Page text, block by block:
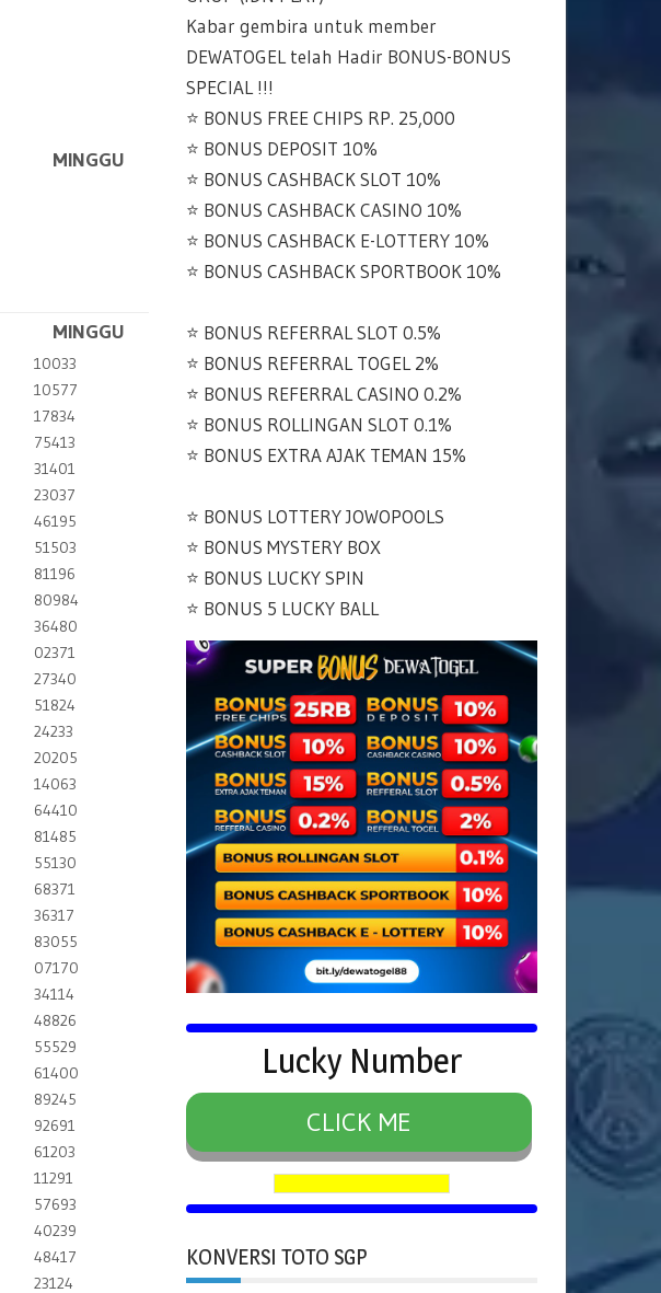
MINGGU
MINGGU
10033
10577
17834
75413
31401
23037
46195
51503
81196
80984
36480
02371
27340
51824
24233
20205
14063
64410
81485
55130
68371
36317
83055
07170
34114
48826
55529
61400
89245
92691
61203
11291
57693
40239
48417
23124
Kabar gembira untuk member
DEWATOGEL telah Hadir BONUS-BONUS
SPECIAL !!!
⭐️ BONUS FREE CHIPS RP. 25,000
⭐️ BONUS DEPOSIT 10%
⭐️ BONUS CASHBACK SLOT 10%
⭐️ BONUS CASHBACK CASINO 10%
⭐️ BONUS CASHBACK E-LOTTERY 10%
⭐️ BONUS CASHBACK SPORTBOOK 10%
⭐️ BONUS REFERRAL SLOT 0.5%
⭐️ BONUS REFERRAL TOGEL 2%
⭐️ BONUS REFERRAL CASINO 0.2%
⭐️ BONUS ROLLINGAN SLOT 0.1%
⭐️ BONUS EXTRA AJAK TEMAN 15%
⭐️ BONUS LOTTERY JOWOPOOLS
⭐️ BONUS MYSTERY BOX
⭐️ BONUS LUCKY SPIN
⭐️ BONUS 5 LUCKY BALL
Lucky Number
CLICK ME
KONVERSI TOTO SGP